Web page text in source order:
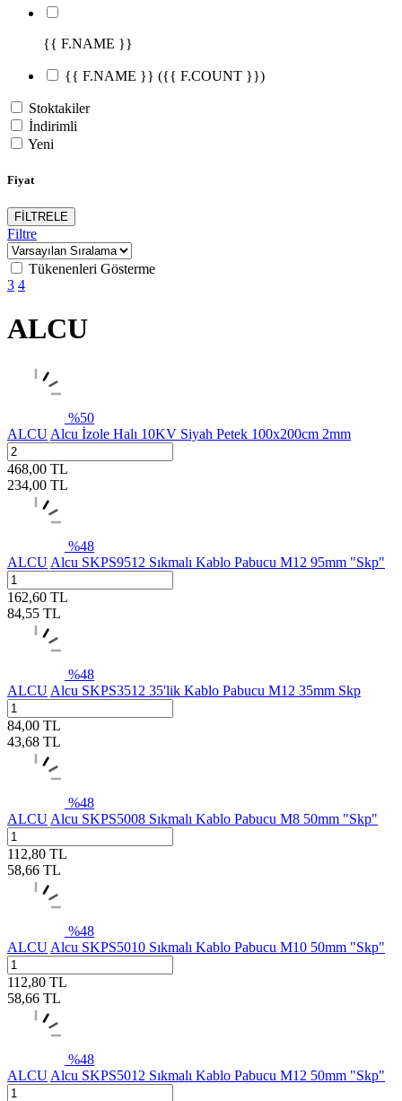
{{ F.NAME }}
{{ F.NAME }} ({{ F.COUNT }})
Stoktakiler
İndirimli
Yeni
Fiyat
FİLTRELE
Filtre
Tükenenleri Gösterme
3 4
ALCU
%50
ALCU Alcu İzole Halı 10KV Siyah Petek 100x200cm 2mm
468,00 TL
234,00 TL
%48
ALCU Alcu SKPS9512 Sıkmalı Kablo Pabucu M12 95mm "Skp"
162,60 TL
84,55 TL
%48
ALCU Alcu SKPS3512 35'lik Kablo Pabucu M12 35mm Skp
84,00 TL
43,68 TL
%48
ALCU Alcu SKPS5008 Sıkmalı Kablo Pabucu M8 50mm "Skp"
112,80 TL
58,66 TL
%48
ALCU Alcu SKPS5010 Sıkmalı Kablo Pabucu M10 50mm "Skp"
112,80 TL
58,66 TL
%48
ALCU Alcu SKPS5012 Sıkmalı Kablo Pabucu M12 50mm "Skp"